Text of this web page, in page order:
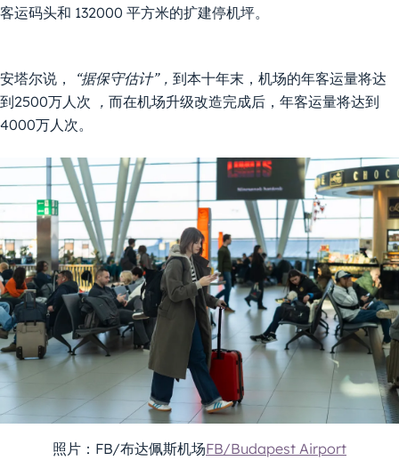
客运码头和 132000 平方米的扩建停机坪。
安塔尔说， “据保守估计”， 到本十年末，机场的年客运量将达
到2500万人次 ， 而在机场升级改造完成后，年客运量将达到
4000万人次。
照片：FB/布达佩斯机场FB/Budapest Airport